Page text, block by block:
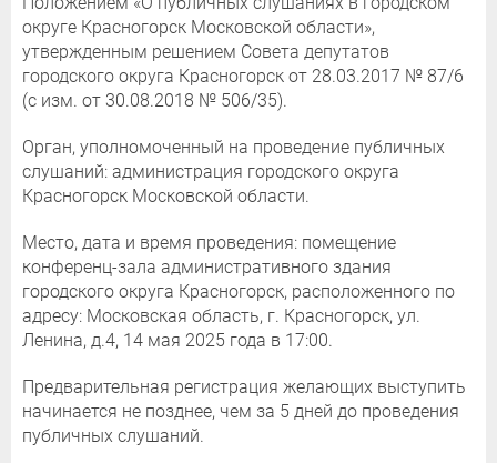
округе Красногорск Московской области»,
утвержденным решением Совета депутатов
городского округа Красногорск от 28.03.2017 № 87/6
(с изм. от 30.08.2018 № 506/35).
Орган, уполномоченный на проведение публичных
слушаний: администрация городского округа
Красногорск Московской области.
Место, дата и время проведения: помещение
конференц-зала административного здания
городского округа Красногорск, расположенного по
адресу: Московская область, г. Красногорск, ул.
Ленина, д.4, 14 мая 2025 года в 17:00.
Предварительная регистрация желающих выступить
начинается не позднее, чем за 5 дней до проведения
публичных слушаний.